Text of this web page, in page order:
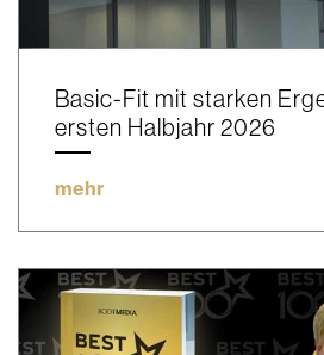
Basic-Fit mit starken
ersten Halbjahr 2026
mehr